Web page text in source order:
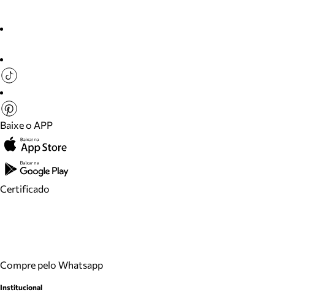
Baixe o APP
Certificado
Compre pelo Whatsapp
Institucional